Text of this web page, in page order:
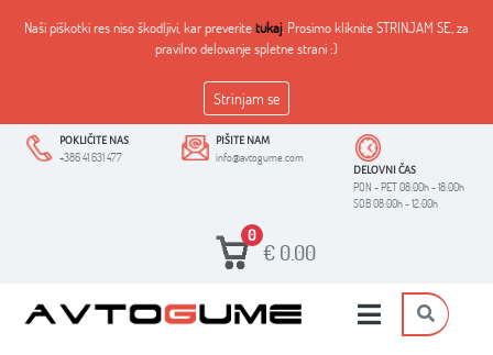
Naši piškotki res niso škodljivi, kar preveritetukaj. Prosimo kliknite STRINJAM SE, za
pravilno delovanje spletne strani :)
Strinjam se
POKLIČITE NAS
+386 41 631 477
PIŠITE NAM
info@avtogume.com
DELOVNI ČAS
PON - PET 08:00h - 18:00h
SOB 08:00h - 12:00h
0
€ 0.00